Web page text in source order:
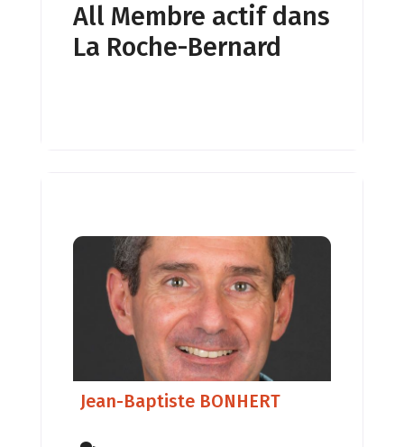
All Membre actif dans
La Roche-Bernard
Jean-Baptiste BONHERT